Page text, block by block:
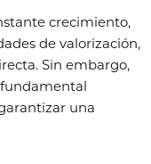
crecimiento,
de valorización,
Sin embargo,
una